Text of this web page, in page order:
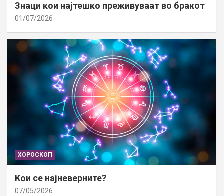
Знаци кои најтешко преживуваат во бракот
01/07/2026
ХОРОСКОП
Кои се најневерните?
07/05/2026